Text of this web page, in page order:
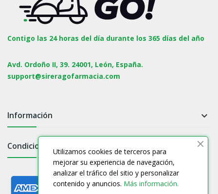
Contigo las 24 horas del día durante los 365 días del año
Avd. Ordoño II, 39. 24001, León, España.
support@sireragofarmacia.com
Información 
Condiciones 
Utilizamos cookies de terceros para
mejorar su experiencia de navegación,
analizar el tráfico del sitio y personalizar
contenido y anuncios. Más información.